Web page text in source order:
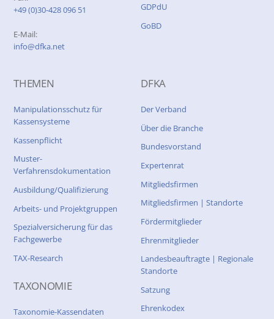
+49 (0)30-428 096 51
E-Mail:
info@dfka.net
GDPdU
GoBD
THEMEN
Manipulationsschutz für
Kassensysteme
Kassenpflicht
Muster-
Verfahrensdokumentation
Ausbildung/Qualifizierung
Arbeits- und Projektgruppen
Spezialversicherung für das
Fachgewerbe
TAX-Research
TAXONOMIE
Taxonomie-Kassendaten
DFKA
Der Verband
Über die Branche
Bundesvorstand
Expertenrat
Mitgliedsfirmen
Mitgliedsfirmen | Standorte
Fördermitglieder
Ehrenmitglieder
Landesbeauftragte | Regionale
Standorte
Satzung
Ehrenkodex